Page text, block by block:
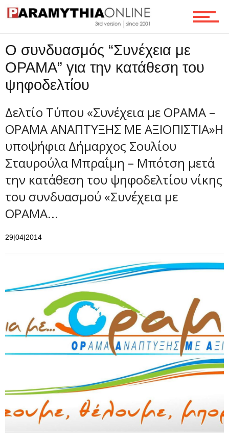
O συνδυασμός “Συνέχεια με
ΟΡΑΜΑ” για την κατάθεση του
ψηφοδελτίου
Δελτίο Τύπου «Συνέχεια με ΟΡΑΜΑ –
ΟΡΑΜΑ ΑΝΑΠΤΥΞΗΣ ΜΕ ΑΞΙΟΠΙΣΤΙΑ»Η
υποψήφια Δήμαρχος Σουλίου
Σταυρούλα Μπραΐμη – Μπότση μετά
την κατάθεση του ψηφοδελτίου νίκης
του συνδυασμού «Συνέχεια με
ΟΡΑΜΑ...
29|04|2014